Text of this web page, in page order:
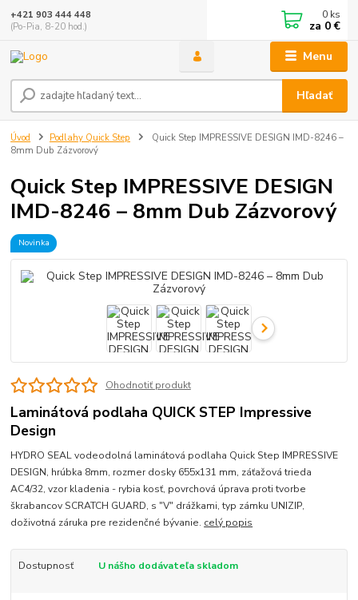
Menu
Hľadať
+421 903 444 448
(Po-Pia, 8-20 hod.)
0 ks
za 0 €
Úvod Podlahy Quick Step
Quick Step IMPRESSIVE DESIGN IMD-8246 –
8mm Dub Zázvorový
Quick Step IMPRESSIVE DESIGN
IMD-8246 – 8mm Dub Zázvorový
Novinka
Ohodnotiť produkt
Laminátová podlaha QUICK STEP Impressive
Design
HYDRO SEAL vodeodolná laminátová podlaha Quick Step IMPRESSIVE
DESIGN, hrúbka 8mm, rozmer dosky 655x131 mm, záťažová trieda
AC4/32, vzor kladenia - rybia kosť, povrchová úprava proti tvorbe
škrabancov SCRATCH GUARD, s "V" drážkami, typ zámku UNIZIP,
doživotná záruka pre rezidenčné bývanie. celý popis
Dostupnosť U nášho dodávateľa skladom